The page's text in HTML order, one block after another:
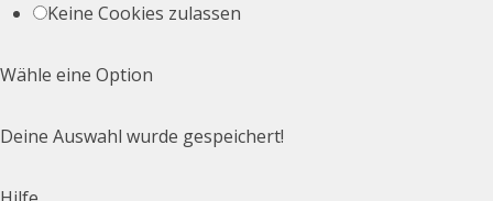
Keine Cookies zulassen
Wähle eine Option
Deine Auswahl wurde gespeichert!